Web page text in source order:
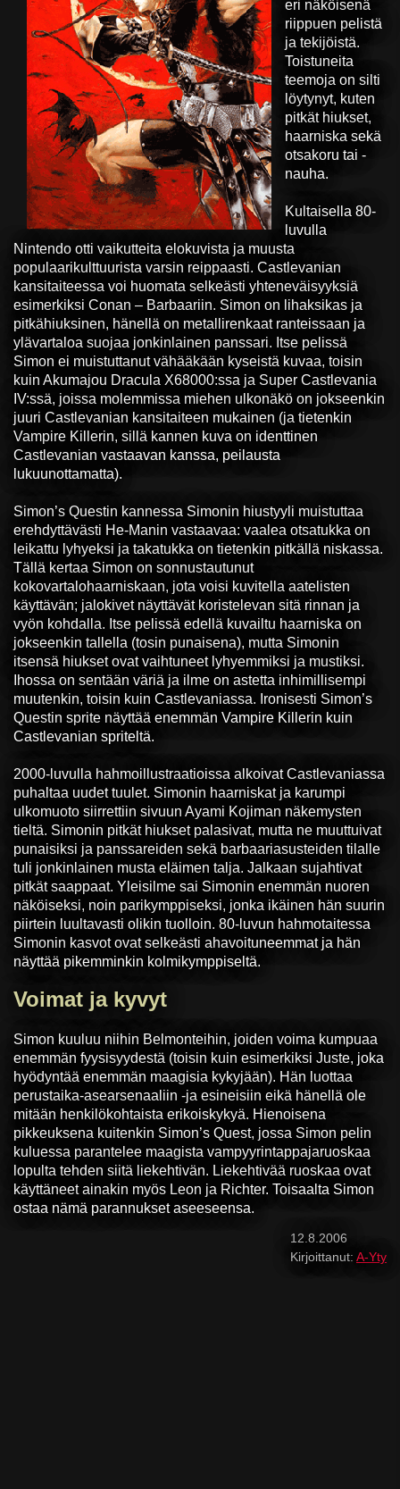
eri näköisenä
riippuen pelistä
ja tekijöistä.
Toistuneita
teemoja on silti
löytynyt, kuten
pitkät hiukset,
haarniska sekä
otsakoru tai -
nauha.
Kultaisella 80-
luvulla
Nintendo otti vaikutteita elokuvista ja muusta
populaarikulttuurista varsin reippaasti. Castlevanian
kansitaiteessa voi huomata selkeästi yhteneväisyyksiä
esimerkiksi Conan – Barbaariin. Simon on lihaksikas ja
pitkähiuksinen, hänellä on metallirenkaat ranteissaan ja
ylävartaloa suojaa jonkinlainen panssari. Itse pelissä
Simon ei muistuttanut vähääkään kyseistä kuvaa, toisin
kuin Akumajou Dracula X68000:ssa ja Super Castlevania
IV:ssä, joissa molemmissa miehen ulkonäkö on jokseenkin
juuri Castlevanian kansitaiteen mukainen (ja tietenkin
Vampire Killerin, sillä kannen kuva on identtinen
Castlevanian vastaavan kanssa, peilausta
lukuunottamatta).
Simon’s Questin kannessa Simonin hiustyyli muistuttaa
erehdyttävästi He-Manin vastaavaa: vaalea otsatukka on
leikattu lyhyeksi ja takatukka on tietenkin pitkällä niskassa.
Tällä kertaa Simon on sonnustautunut
kokovartalohaarniskaan, jota voisi kuvitella aatelisten
käyttävän; jalokivet näyttävät koristelevan sitä rinnan ja
vyön kohdalla. Itse pelissä edellä kuvailtu haarniska on
jokseenkin tallella (tosin punaisena), mutta Simonin
itsensä hiukset ovat vaihtuneet lyhyemmiksi ja mustiksi.
Ihossa on sentään väriä ja ilme on astetta inhimillisempi
muutenkin, toisin kuin Castlevaniassa. Ironisesti Simon’s
Questin sprite näyttää enemmän Vampire Killerin kuin
Castlevanian spriteltä.
2000-luvulla hahmoillustraatioissa alkoivat Castlevaniassa
puhaltaa uudet tuulet. Simonin haarniskat ja karumpi
ulkomuoto siirrettiin sivuun Ayami Kojiman näkemysten
tieltä. Simonin pitkät hiukset palasivat, mutta ne muuttuivat
punaisiksi ja panssareiden sekä barbaariasusteiden tilalle
tuli jonkinlainen musta eläimen talja. Jalkaan sujahtivat
pitkät saappaat. Yleisilme sai Simonin enemmän nuoren
näköiseksi, noin parikymppiseksi, jonka ikäinen hän suurin
piirtein luultavasti olikin tuolloin. 80-luvun hahmotaitessa
Simonin kasvot ovat selkeästi ahavoituneemmat ja hän
näyttää pikemminkin kolmikymppiseltä.
Voimat ja kyvyt
Simon kuuluu niihin Belmonteihin, joiden voima kumpuaa
enemmän fyysisyydestä (toisin kuin esimerkiksi Juste, joka
hyödyntää enemmän maagisia kykyjään). Hän luottaa
perustaika-asearsenaaliin -ja esineisiin eikä hänellä ole
mitään henkilökohtaista erikoiskykyä. Hienoisena
pikkeuksena kuitenkin Simon’s Quest, jossa Simon pelin
kuluessa parantelee maagista vampyyrintappajaruoskaa
lopulta tehden siitä liekehtivän. Liekehtivää ruoskaa ovat
käyttäneet ainakin myös Leon ja Richter. Toisaalta Simon
ostaa nämä parannukset aseeseensa.
12.8.2006
Kirjoittanut: A-Yty